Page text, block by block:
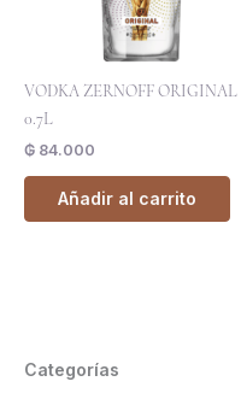
VODKA ZERNOFF ORIGINAL
0.7L
₲ 84.000
Añadir al carrito
Categorías